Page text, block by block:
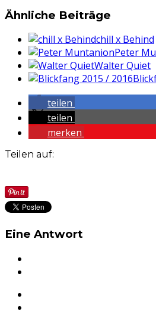
Ähnliche Beiträge
chill x Behind
Peter
Walter Quiet
teilen
teilen
merken
Teilen auf:
Eine Antwort